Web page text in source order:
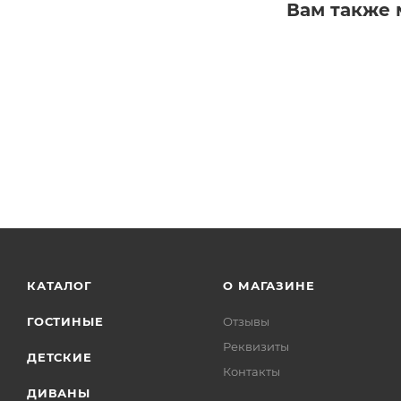
от
Вам также
КАТАЛОГ
ГОСТИНЫЕ
ДЕТСКИЕ
ДИВАНЫ
О МАГАЗИНЕ
Отзывы
Реквизиты
Контакты